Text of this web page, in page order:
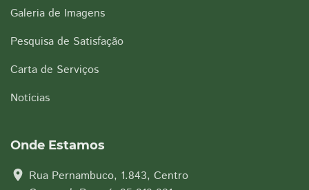
Galeria de Imagens
Pesquisa de Satisfação
Carta de Serviços
Notícias
Onde Estamos
location_on Rua Pernambuco, 1.843, Centro